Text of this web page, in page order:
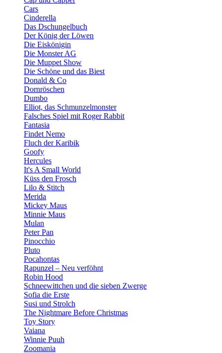
Cars
Cinderella
Das Dschungelbuch
Der König der Löwen
Die Eiskönigin
Die Monster AG
Die Muppet Show
Die Schöne und das Biest
Donald & Co
Dornröschen
Dumbo
Elliot, das Schmunzelmonster
Falsches Spiel mit Roger Rabbit
Fantasia
Findet Nemo
Fluch der Karibik
Goofy
Hercules
It's A Small World
Küss den Frosch
Lilo & Stitch
Merida
Mickey Maus
Minnie Maus
Mulan
Peter Pan
Pinocchio
Pluto
Pocahontas
Rapunzel – Neu verföhnt
Robin Hood
Schneewittchen und die sieben Zwerge
Sofia die Erste
Susi und Strolch
The Nightmare Before Christmas
Toy Story
Vaiana
Winnie Puuh
Zoomania